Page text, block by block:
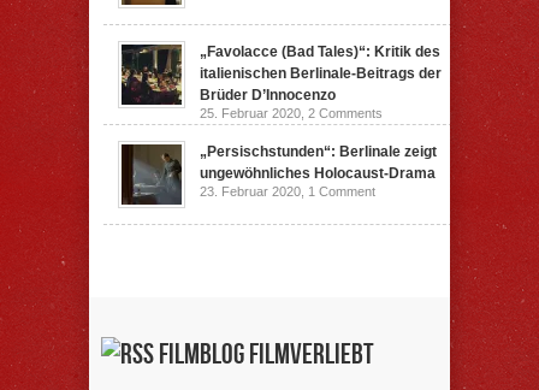
„Favolacce (Bad Tales)“: Kritik des
italienischen Berlinale-Beitrags der
Brüder D’Innocenzo
25. Februar 2020, 2 Comments
„Persischstunden“: Berlinale zeigt
ungewöhnliches Holocaust-Drama
23. Februar 2020, 1 Comment
Filmblog filmverliebt